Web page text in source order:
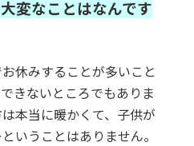
変なことはなんです
休みすることが多いこと
きないところでもありま
本当に暖かくて、子供が
いうことはありません。